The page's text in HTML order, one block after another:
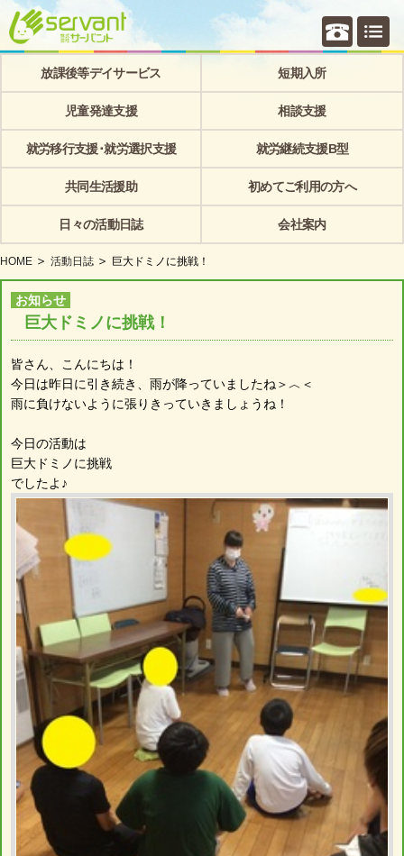
個別相
放課後等デイサービス 短期入所
児童発達支援 相談支援
就労移行支援･就労選択支援 就労継続支援B型
共同生活援助 初めてご利用の方へ
日々の活動日誌 会社案内
HOME 活動日誌 巨大ドミノに挑戦！
お知らせ
巨大ドミノに挑戦！
皆さん、こんにちは！
今日は昨日に引き続き、雨が降っていましたね＞︿＜
雨に負けないように張りきっていきましょうね！
今日の活動は
巨大ドミノに挑戦
でしたよ♪